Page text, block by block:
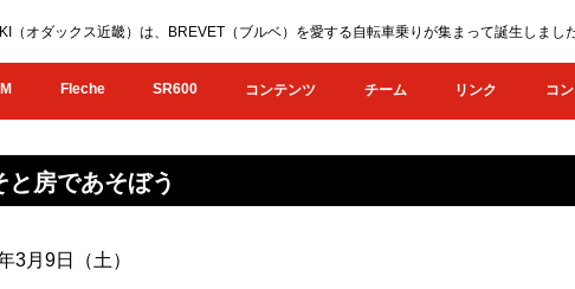
（オダックス近畿）は、BREVET（ブルベ）を愛する自転車乗りが集まって誕生しまし
Fleche SR600 コンテンツ チーム リンク コ
房であそぼう
3月9日（土）